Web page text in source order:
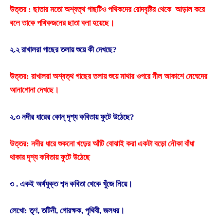
উত্তর : ছাতার মতাে অশ্বত্থ গাছটিও পথিকদের রােদবৃষ্টির থেকে আড়াল করে
বলে তাকে পথিকজনের ছাতা বলা হয়েছে।
২.২ রাখালরা গাছের তলায় শুয়ে কী দেখছে?
উত্তর: রাখালরা অশ্বত্থ গাছের তলায় শুয়ে মাথার ওপরে নীল আকাশে মেঘেদের
আনাগােনা দেখছে।
২.৩ নদীর ধারের কোন্ দৃশ্য কবিতায় ফুটে উঠেছে?
উত্তর: নদীর ধারে শুকনাে খড়ের আঁটি বােঝাই করা একটা বড়াে নৌকা বাঁধা
থাকার দৃশ্য কবিতায় ফুটে উঠেছে
৩ . একই অর্থযুক্ত শব্দ কবিতা থেকে খুঁজে নিয়ে।
লেখাে: তৃণ, তটিনী, গােরক্ষক, পৃথিবী, জলধর।